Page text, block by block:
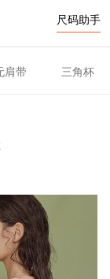
尺码助手
肩带 三角杯